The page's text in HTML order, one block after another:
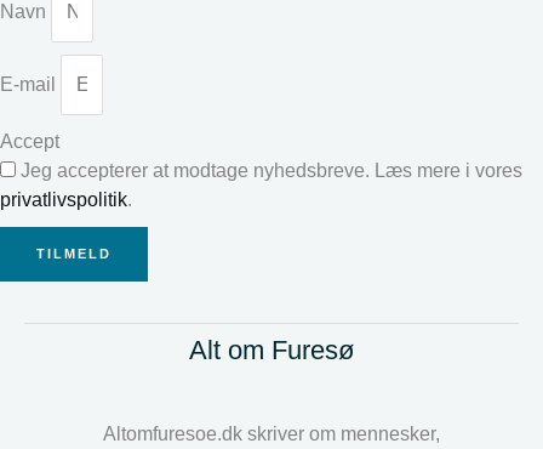
Navn
E-mail
Accept
Jeg accepterer at modtage nyhedsbreve. Læs mere i vores
privatlivspolitik.
TILMELD
Alt om Furesø
Altomfuresoe.dk skriver om mennesker,